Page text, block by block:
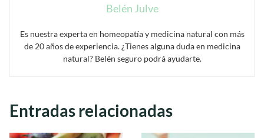
Belén Julve
Es nuestra experta en homeopatía y medicina natural con más
de 20 años de experiencia. ¿Tienes alguna duda en medicina
natural? Belén seguro podrá ayudarte.
Entradas relacionadas